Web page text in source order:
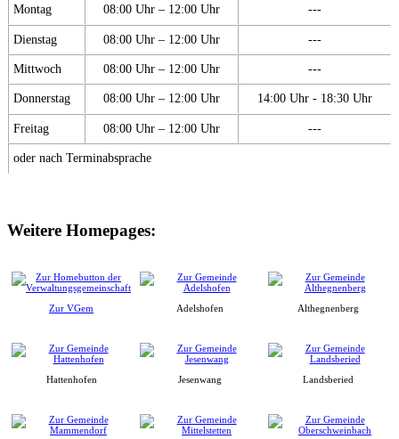
Montag 08:00 Uhr – 12:00 Uhr ---
Dienstag 08:00 Uhr – 12:00 Uhr ---
Mittwoch 08:00 Uhr – 12:00 Uhr ---
Donnerstag 08:00 Uhr – 12:00 Uhr 14:00 Uhr - 18:30 Uhr
Freitag 08:00 Uhr – 12:00 Uhr ---
oder nach Terminabsprache
Weitere Homepages:
Zur VGem Adelshofen Althegnenberg
Hattenhofen Jesenwang Landsberied